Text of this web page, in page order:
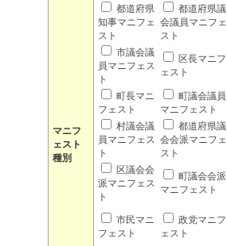
マニフ
ェスト
種別
都道府県
知事マニフェ
スト
都道府県議
会議員マニフェ
スト
市議会議
員マニフェス
ト
区長マニフ
ェスト
町長マニ
フェスト
町議会議員
マニフェスト
村議会議
員マニフェス
ト
都道府県議
会会派マニフェ
スト
区議会会
派マニフェス
ト
町議会会派
マニフェスト
市民マニ
フェスト
政党マニフ
ェスト